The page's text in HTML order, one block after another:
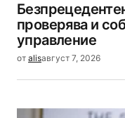
проверява и
управление
от alisавгуст 7, 2026